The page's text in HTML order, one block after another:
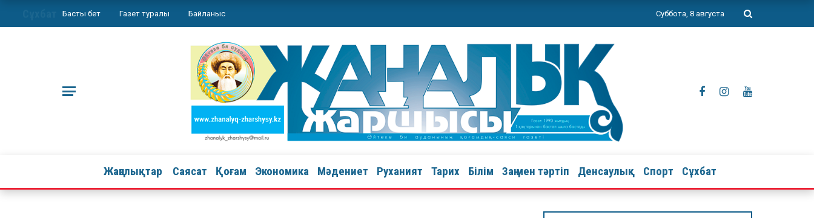
Басты бет Газет туралы Байланыс Суббота, 8 августа
Жаңалықтар Саясат Қоғам Экономика Мәдениет Руханият Тарих Білім Заң мен тәртіп Денсаулық Спорт Сұхбат